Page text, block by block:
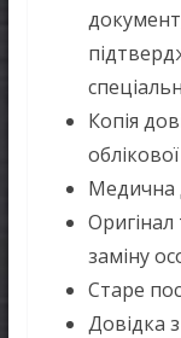
Копія
Медична
Оригінал
заміну
Старе
Довідка